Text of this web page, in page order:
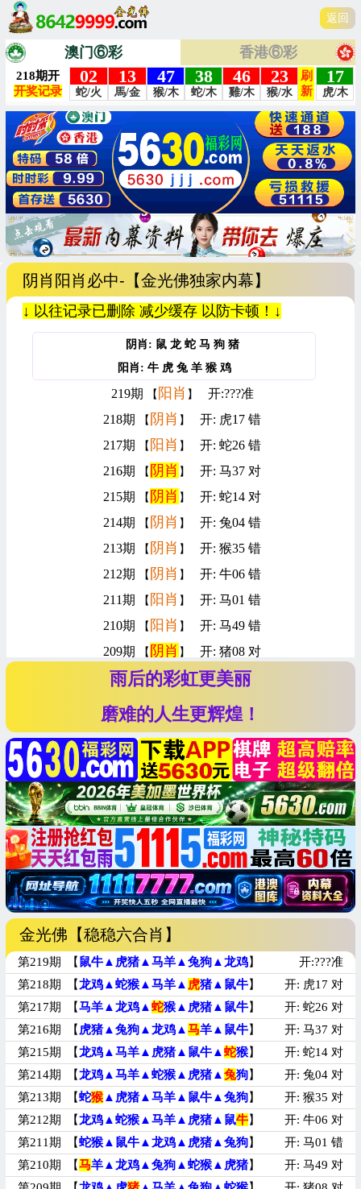
返回
澳门⑥彩 香港⑥彩